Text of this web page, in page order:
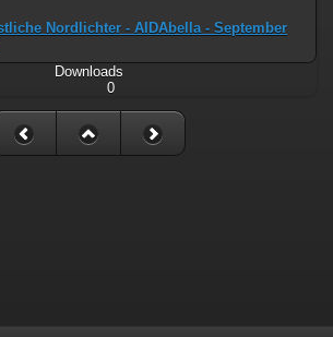
Nordlichter - AIDAbella - September
Downloads
0